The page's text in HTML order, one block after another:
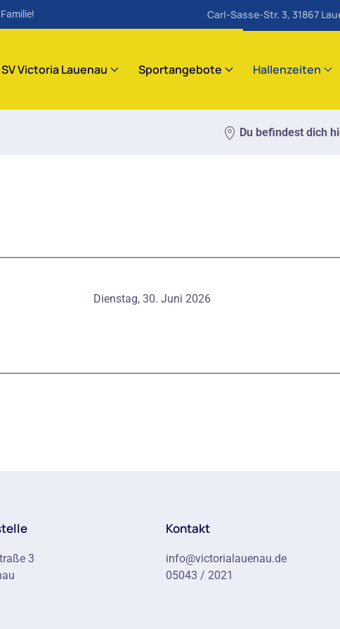
Carl-Sasse-Str. 3, 31867
SV Victoria Lauenau Sportangebote Hallenzeiten
Du befindest dich
Dienstag, 30. Juni 2026
3
Kontakt
info@victorialauenau.de
05043 / 2021